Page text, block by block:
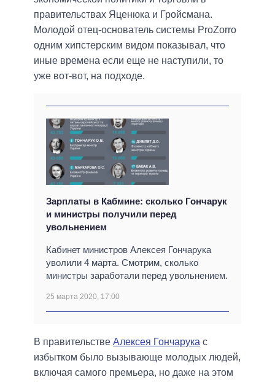
правительствах Яценюка и Гройсмана.
Молодой отец-основатель системы ProZorro
одним хипстерским видом показывал, что
иные времена если еще не наступили, то
уже вот-вот, на подходе.
Зарплаты в Кабмине: сколько Гончарук
и министры получили перед
увольнением
Кабинет министров Алексея Гончарука
уволили 4 марта. Смотрим, сколько
министры заработали перед увольнением.
25 марта 2020, 17:00
В правительстве Алексея Гончарука с
избытком было вызывающе молодых людей,
включая самого премьера, но даже на этом